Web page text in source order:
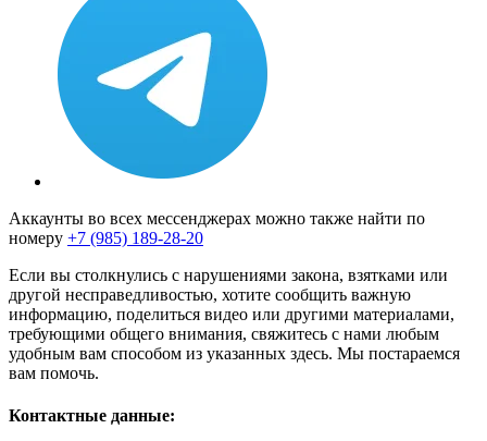
Аккаунты во всех мессенджерах можно также найти по
номеру +7 (985) 189-28-20
Если вы столкнулись с нарушениями закона, взятками или
другой несправедливостью, хотите сообщить важную
информацию, поделиться видео или другими материалами,
требующими общего внимания, свяжитесь с нами любым
удобным вам способом из указанных здесь. Мы постараемся
вам помочь.
Контактные данные: